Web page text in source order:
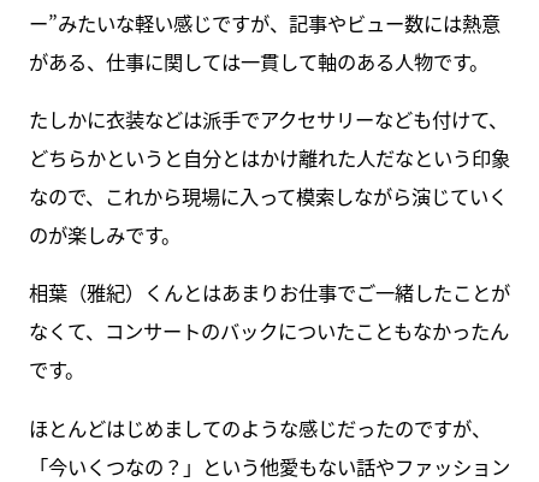
ー”みたいな軽い感じですが、記事やビュー数には熱意
がある、仕事に関しては一貫して軸のある人物です。
たしかに衣装などは派手でアクセサリーなども付けて、
どちらかというと自分とはかけ離れた人だなという印象
なので、これから現場に入って模索しながら演じていく
のが楽しみです。
相葉（雅紀）くんとはあまりお仕事でご一緒したことが
なくて、コンサートのバックについたこともなかったん
です。
ほとんどはじめましてのような感じだったのですが、
「今いくつなの？」という他愛もない話やファッション